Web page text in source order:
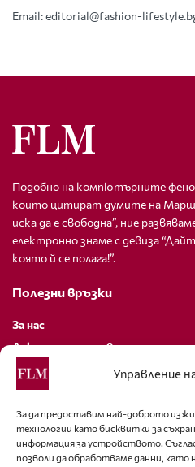
Управление
За да предоставим най-доброто
технологии като бисквитки за
информация за устройството.
позволи да обработваме данни, като
Email: editorial@fashion-
Подобно на компютърните
които цитират думите на
иска да е свободна”, ние
електронно знаме с девиза
която й се полага!”.
Полезни връзки
За нас
Декларация за поверителност
Политика за бисквитки
За контакти
editor@fashion-lifestyle.net